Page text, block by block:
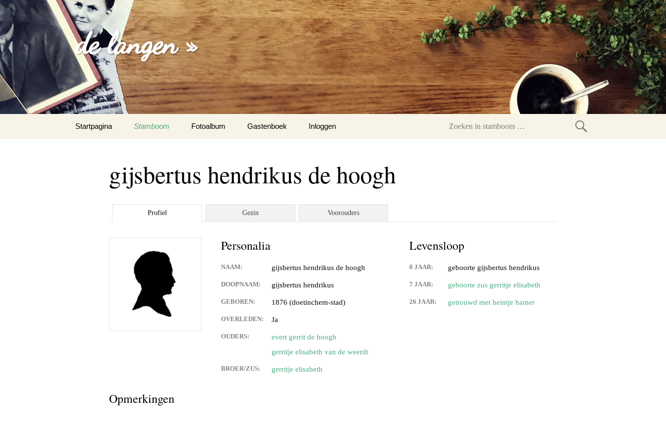
de langen »
naar
Startpagina Stamboom Fotoalbum
familie foto’s
lieke bouwman
sandra van eck
Gastenboek
Inloggen
Zoeken
gijsbertus hendrikus de hoogh
Profiel Gezin Voorouders
Personalia
NAAM: gijsbertus hendrikus de hoogh
DOOPNAAM: gijsbertus hendrikus
GEBOREN: 1876 (doetinchem-stad)
OVERLEDEN: Ja
OUDERS:
evert gerrit de hoogh
gerritje elisabeth van de weerdt
BROER/ZUS: gerritje elisabeth
Levensloop
0 JAAR: geboorte gijsbertus hendrikus
7 JAAR: geboorte zus gerritje elisabeth
26 JAAR: getrouwd met heintje hamer
Opmerkingen